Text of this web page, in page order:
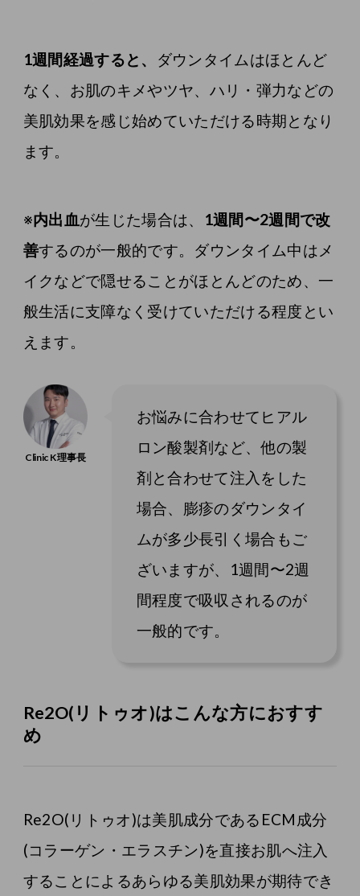
1週間経過すると、
ダウンタイムはほとんど
なく、お肌のキメやツヤ、ハリ・弾力などの
美肌効果を感じ始めていただける時期となり
ます。
※内出血が生じた場合は、 1週間〜2週間で改
善するのが一般的です。ダウンタイム中はメ
イクなどで隠せることがほとんどのため、一
般生活に支障なく受けていただける程度とい
えます。
お悩みに合わせてヒアル
ロン酸製剤など、他の製
剤と合わせて注入をした
場合、膨疹のダウンタイ
ムが多少長引く場合もご
ざいますが、1週間〜2週
間程度で吸収されるのが
一般的です。
Re2O(リトゥオ)はこんな方におすす
め
Re2O(リトゥオ)は美肌成分であるECM成分
(コラーゲン・エラスチン)を直接お肌へ注入
することによるあらゆる美肌効果が期待でき